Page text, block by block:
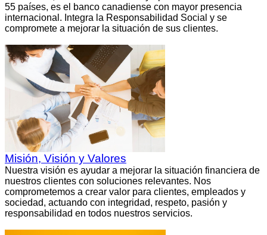
55 países, es el banco canadiense con mayor presencia
internacional. Integra la Responsabilidad Social y se
compromete a mejorar la situación de sus clientes.
Misión, Visión y Valores
Nuestra visión es ayudar a mejorar la situación financiera de
nuestros clientes con soluciones relevantes. Nos
comprometemos a crear valor para clientes, empleados y
sociedad, actuando con integridad, respeto, pasión y
responsabilidad en todos nuestros servicios.